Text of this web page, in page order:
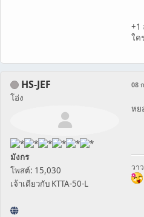
+1
ใค
HS-JEF
โอ่ง
มังกร
โพสต์: 15,030
เจ้าเดียวกับ KTTA-50-L
08
หย
วา